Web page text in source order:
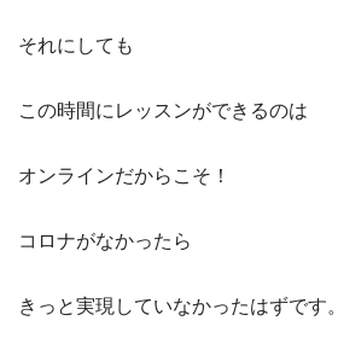
それにしても
この時間にレッスンができるのは
オンラインだからこそ！
コロナがなかったら
きっと実現していなかったはずです。